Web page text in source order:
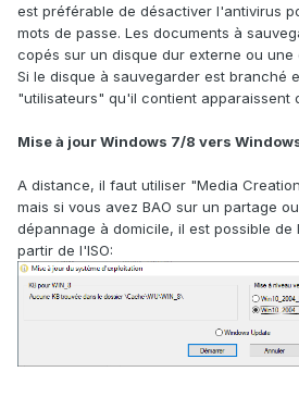
est préférable de désactiver l'antivirus
mots de passe. Les documents à
copés sur un disque dur externe ou une
Si le disque à sauvegarder est branché
"utilisateurs" qu'il contient apparaissent
Mise à jour Windows 7/8 vers
A distance, il faut utiliser "Media
mais si vous avez BAO sur un partage
dépannage à domicile, il est possible de
partir de l'ISO: